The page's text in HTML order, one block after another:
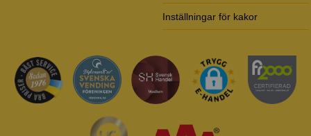
Inställningar för kakor